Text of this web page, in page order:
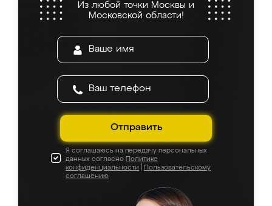
Из любой точки Москвы и
Московской области!
Отправить
Я соглашаюсь на передачу персональных
данных согласно Политике
конфиденциальности
Пользовательскому
соглашению